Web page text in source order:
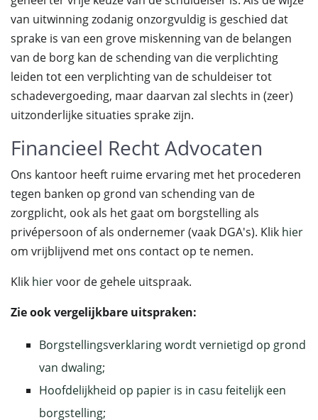
van uitwinning zodanig onzorgvuldig is geschied dat
sprake is van een grove miskenning van de belangen
van de borg kan de schending van die verplichting
leiden tot een verplichting van de schuldeiser tot
schadevergoeding, maar daarvan zal slechts in (zeer)
uitzonderlijke situaties sprake zijn.
Financieel Recht Advocaten
Ons kantoor heeft ruime ervaring met het procederen
tegen banken op grond van schending van de
zorgplicht, ook als het gaat om borgstelling als
privépersoon of als ondernemer (vaak DGA's). Klik hier
om vrijblijvend met ons contact op te nemen.
Klik hiervoor de gehele uitspraak.
Zie ook vergelijkbare uitspraken:
Borgstellingsverklaring wordt vernietigd op grond
van dwaling;
Hoofdelijkheid op papier is in casu feitelijk een
borgstelling;